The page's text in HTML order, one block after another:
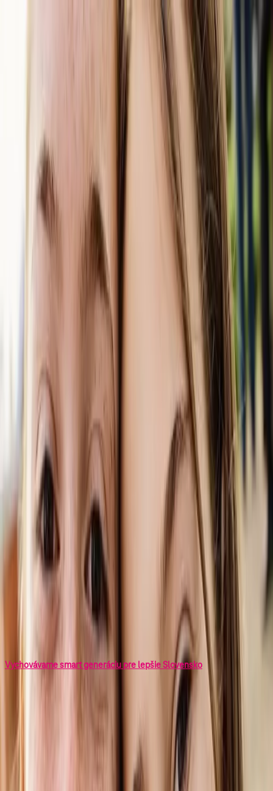
Živnostníci a malé firmy
Volania
Televízia
Podpora
Domov
O nás
Spoločenská zodpovednosť
Vzdelávanie a informatizácia
Vzdelávanie a informatizácia
Digitálne technológie nám otvárajú dvere k informáciám, k svetu a k
sebe navzájom. V Slovak Telekome neustále investujeme do
moderných telekomunikačných technológií, aby sme podporili našu
krajinu na ceste k informatizácii, a priniesli nové príležitosti do
Vychovávame smart generáciu pre lepšie Slovensko
Vychovávame smart generáciu pre lepšie
Deti sú naša budúcnosť a my chceme spraviť všetko preto, aby nám
na Slovensku vyrástla nová smart generácia Slovákov. Najcitlivejšie
vnímame práve potrebu vzdelávania v oblasti informačných a
komunikačných technológií, ktorej sa dlhodobo venujeme a na ktorú